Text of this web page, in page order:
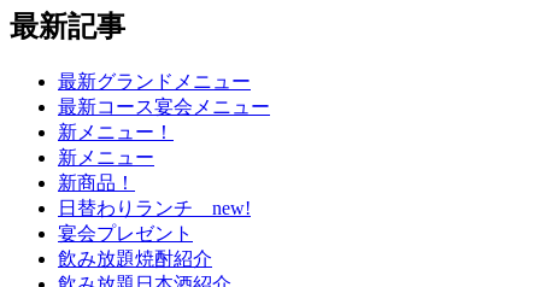
最新記事
最新グランドメニュー
最新コース宴会メニュー
新メニュー！
新メニュー
新商品！
日替わりランチ new!
宴会プレゼント
飲み放題焼酎紹介